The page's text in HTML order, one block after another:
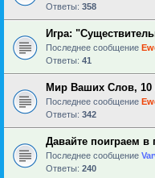
Ответы: 358
Игра:
Последнее сообщение
Ответы: 41
Мир Ваших Слов, 10
Последнее сообщение
Ответы: 342
Давайте поиграем в
Последнее сообщение
Ответы: 240